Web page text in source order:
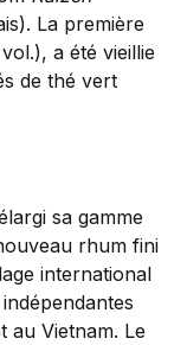
La première
a été vieillie
de thé vert
sa gamme
rhum fini
international
au Vietnam. Le